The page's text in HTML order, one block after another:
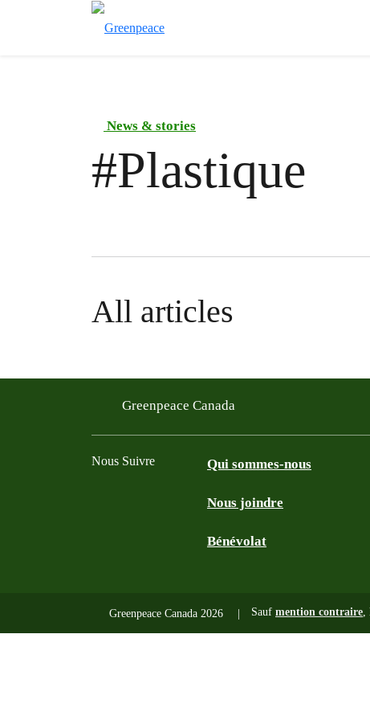
News & stories
#Plastique
All articles
Greenpeace Canada
Nous Suivre Qui sommes-nous
Nous joindre
Bénévolat
Greenpeace Canada 2026 Sauf mention contraire,